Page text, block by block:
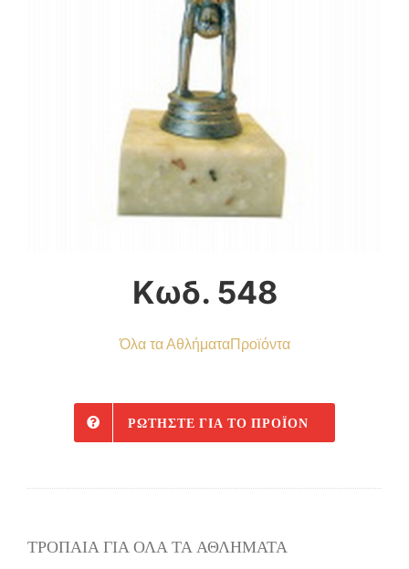
Κωδ. 548
Όλα τα ΑθλήματαΠροϊόντα
ΡΩΤΉΣΤΕ ΓΙΑ ΤΟ ΠΡΟΪΌΝ
ΤΡΟΠΑΙΑ ΓΙΑ ΟΛΑ ΤΑ ΑΘΛΗΜΑΤΑ